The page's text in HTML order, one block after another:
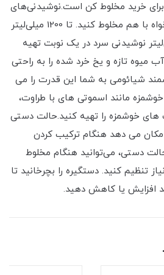
برای خرید مخلوط کن است.نوشیدنی‌های
سرد یا گرم را به‌صورت دلخواه با هم مخلوط کنید. تا 1200 میلی‌لیتر
گرم یا 1600 میلی‌لیتر نوشیدنی سرد در یک نوبت تهیه
میوه تازه و یخ خرد شده را به راحتی
شیائومی به شما این قدرت را می
مانند اسموتی های با طراوت،
خوشمزه را تهیه کنید.حالت دستی
می دهد هنگام ترکیب کردن
دستی، می‌توانید هنگام مخلوط
تنظیم کنید. دستگیره را بچرخانید تا
افزایش یا کاهش دهید.